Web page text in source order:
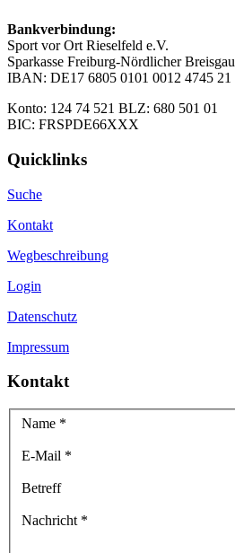
Bankverbindung:
Sport vor Ort Rieselfeld e.V.
Sparkasse Freiburg-Nördlicher Breisgau
IBAN: DE17 6805 0101 0012 4745 21
Konto: 124 74 521 BLZ: 680 501 01
BIC: FRSPDE66XXX
Quicklinks
Suche
Kontakt
Wegbeschreibung
Login
Datenschutz
Impressum
Kontakt
Name *
E-Mail *
Betreff
Nachricht *